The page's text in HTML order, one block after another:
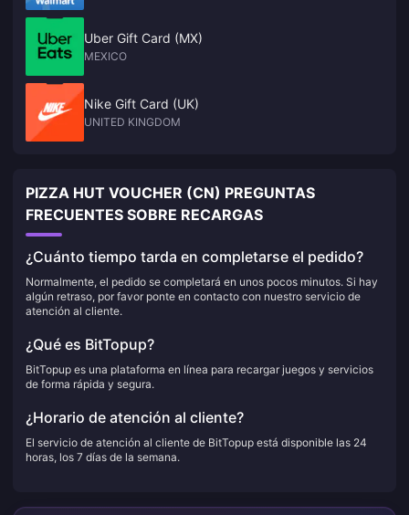
Uber Gift Card (MX)
MEXICO
Nike Gift Card (UK)
UNITED KINGDOM
PIZZA HUT VOUCHER (CN) PREGUNTAS
FRECUENTES SOBRE RECARGAS
¿Cuánto tiempo tarda en completarse el pedido?
Normalmente, el pedido se completará en unos pocos minutos. Si hay
algún retraso, por favor ponte en contacto con nuestro servicio de
atención al cliente.
¿Qué es BitTopup?
BitTopup es una plataforma en línea para recargar juegos y servicios
de forma rápida y segura.
¿Horario de atención al cliente?
El servicio de atención al cliente de BitTopup está disponible las 24
horas, los 7 días de la semana.